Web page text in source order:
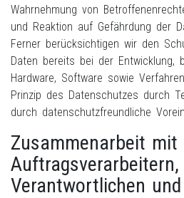
Wahrnehmung von
und Reaktion auf Gefährdung der
Ferner berücksichtigen wir den
Daten bereits bei der Entwicklung,
Hardware, Software sowie
Prinzip des Datenschutzes durch
durch datenschutzfreundliche
Zusammenarbeit mit
Verantwortlichen